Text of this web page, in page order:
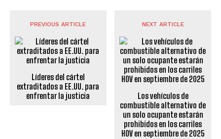
PREVIOUS ARTICLE
Líderes del cártel
extraditados a EE.UU. para
enfrentar la justicia
NEXT ARTICLE
Los vehículos de
combustible alternativo de
un solo ocupante estarán
prohibidos en los carriles
HOV en septiembre de 2025